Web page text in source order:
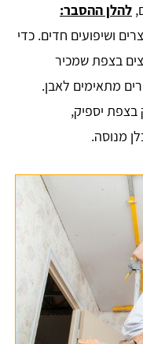
להלן ההסבר:
ושיפועים חדים. כדי
בצפת שמכיר
מתאימים לאבן.
בצפת יספיק,
מנוסה.